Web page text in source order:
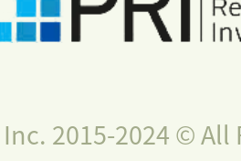
2015-2024 © All